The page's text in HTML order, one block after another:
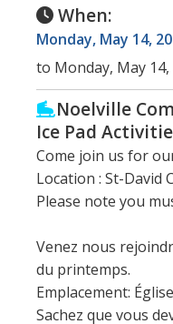
When:
Monday, May 14,
to Monday, May 14,
Noelville
Ice Pad
Come join us for
Location : St-David
Please note you
Venez nous
du printemps.
Emplacement:
Sachez que vous